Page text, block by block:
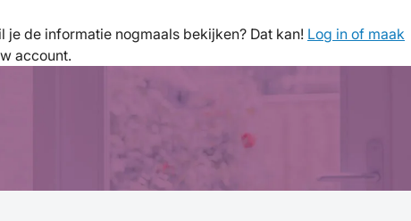
de informatie nogmaals bekijken? Dat kan! Log in of maak
account.